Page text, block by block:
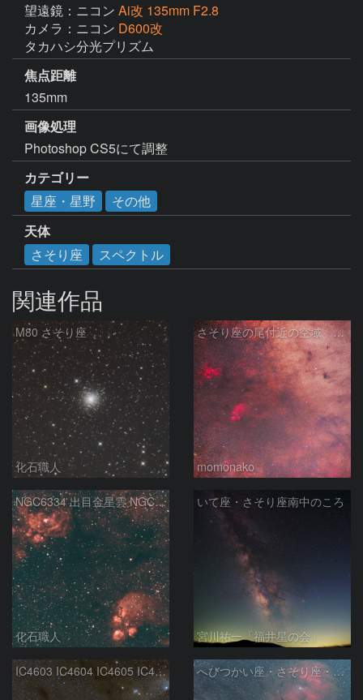
望遠鏡：ニコン Ai改 135mm F2.8
カメラ：ニコン D600改
タカハシ分光プリズム
焦点距離
135mm
画像処理
Photoshop CS5にて調整
カテゴリー
星座・星野
その他
天体
さそり座
スペクトル
関連作品
M80 さそり座
化石職人
さそり座の尾付近の空域 260718
momonako
NGC6334 出目金星雲 NGC6357 彼岸花星雲 さそり座
化石職人
いて座・さそり座南中のころ
宮川祐一「福井星の会」
IC4603 IC4604 IC4605 IC4606 Sh2-9 IC4592 カラフルタウン 青い馬頭星雲 さそり座 へびつかい座・さそり座・いて座と天の川